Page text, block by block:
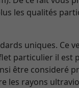
les qualités
uniques. Ce
particulier il est
être consideré
les rayons